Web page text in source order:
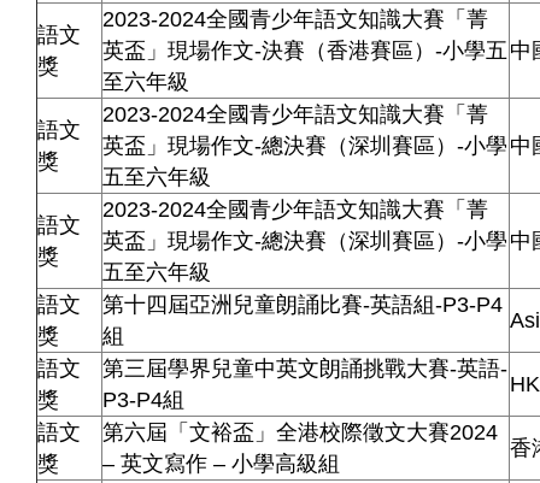
語文
獎
2023-2024全國青少年語文知識大賽「菁
英盃」現場作文-決賽（香港賽區）-小學五
至六年級
中
語文
獎
2023-2024全國青少年語文知識大賽「菁
英盃」現場作文-總決賽（深圳賽區）-小學
五至六年級
中
語文
獎
2023-2024全國青少年語文知識大賽「菁
英盃」現場作文-總決賽（深圳賽區）-小學
五至六年級
中
語文
獎
第十四屆亞洲兒童朗誦比賽-英語組-P3-P4
組
語文
獎
第三屆學界兒童中英文朗誦挑戰大賽-英語-
P3-P4組
語文
獎
第六屆「文裕盃」全港校際徵文大賽2024
– 英文寫作 – 小學高級組
香